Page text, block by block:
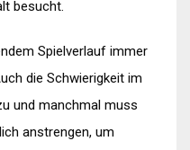
besucht.
Spielverlauf immer
die Schwierigkeit im
und manchmal muss
anstrengen, um